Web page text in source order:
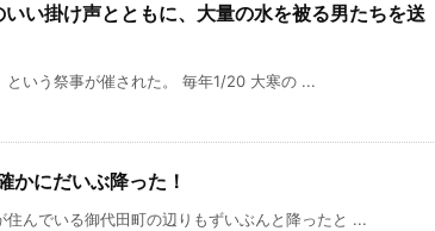
い掛け声とともに、大量の水を被る男たちを送
いう祭事が催された。 毎年1/20 大寒の ...
かにだいぶ降った！
んでいる御代田町の辺りもずいぶんと降ったと ...